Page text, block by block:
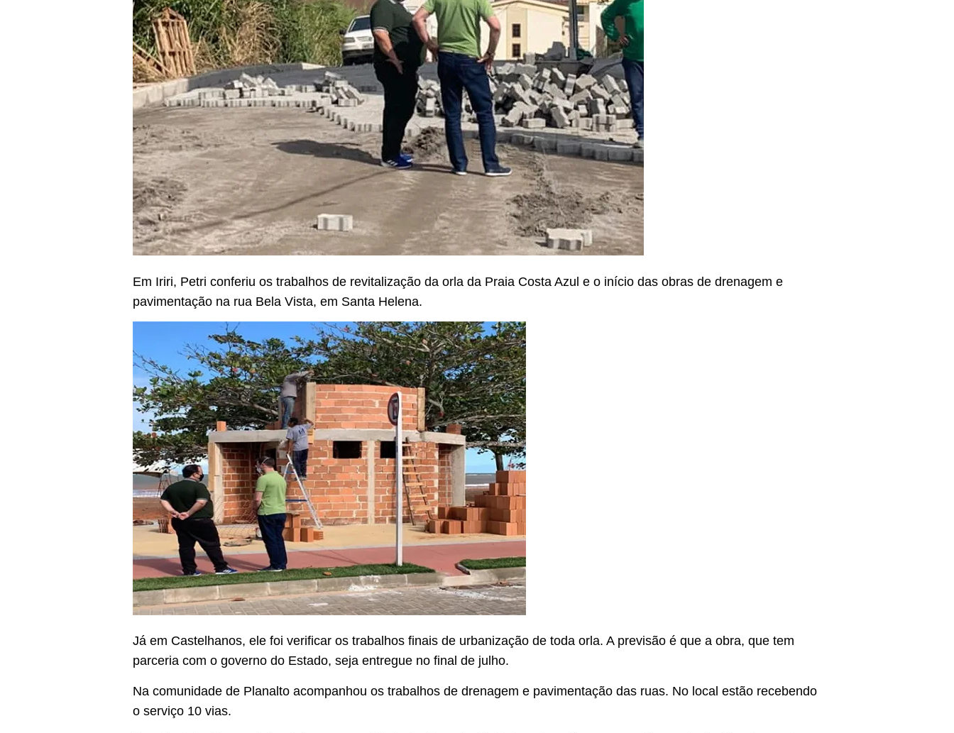
Em Iriri, Petri conferiu os trabalhos de revitalização da orla da Praia Costa Azul e o início das obras de drenagem e
pavimentação na rua Bela Vista, em Santa Helena.
Já em Castelhanos, ele foi verificar os trabalhos finais de urbanização de toda orla. A previsão é que a obra, que tem
parceria com o governo do Estado, seja entregue no final de julho.
Na comunidade de Planalto acompanhou os trabalhos de drenagem e pavimentação das ruas. No local estão recebendo
o serviço 10 vias.